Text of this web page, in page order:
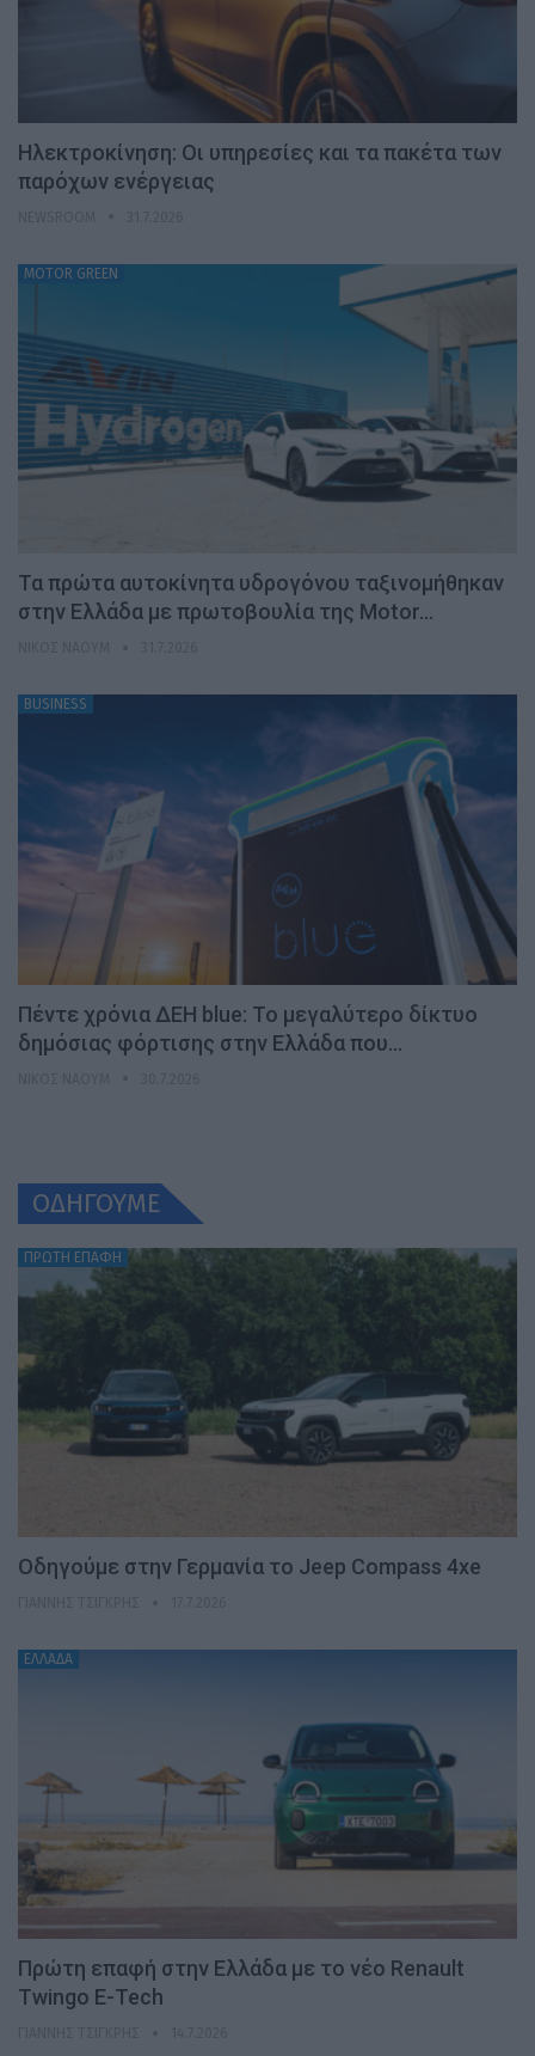
Ηλεκτροκίνηση: Οι υπηρεσίες και τα πακέτα των
παρόχων ενέργειας
MOTOR GREEN
Τα πρώτα αυτοκίνητα υδρογόνου ταξινομήθηκαν
στην Ελλάδα με πρωτοβουλία της Motor…
BUSINESS
Πέντε χρόνια ΔΕΗ blue: Το μεγαλύτερο δίκτυο
δημόσιας φόρτισης στην Ελλάδα που…
ΟΔΗΓΟΥΜΕ
ΠΡΩΤΗ ΕΠΑΦΗ
Οδηγούμε στην Γερμανία το Jeep Compass 4xe
ΕΛΛΑΔΑ
Πρώτη επαφή στην Ελλάδα με το νέο Renault
Twingo E-Tech